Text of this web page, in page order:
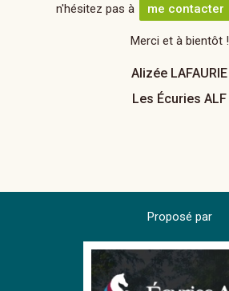
n'hésitez pas à
me contacter
Merci et à bientôt !
Alizée LAFAURIE
Les Écuries ALF
Proposé par